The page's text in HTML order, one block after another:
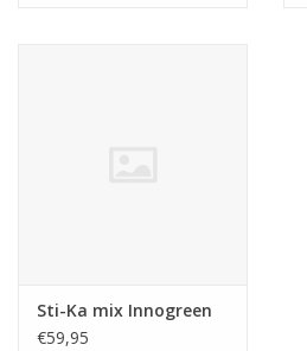
Sti-Ka mix Innogreen
€59,95